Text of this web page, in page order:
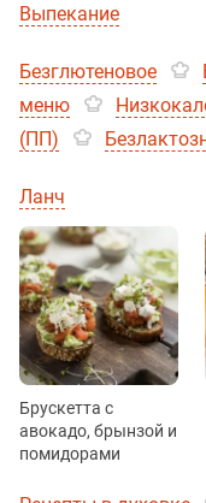
Выпекание
Безглютеновое
меню
(ПП)
Ланч
Брускетта с
авокадо, брынзой и
помидорами